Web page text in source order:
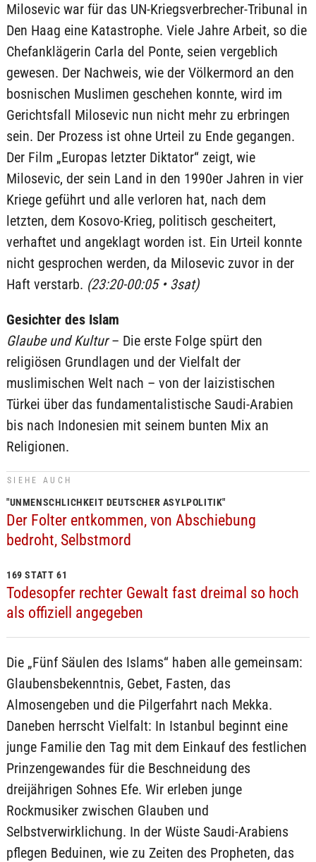
Milosevic war für das UN-Kriegsverbrecher-Tribunal in
Den Haag eine Katastrophe. Viele Jahre Arbeit, so die
Chefanklägerin Carla del Ponte, seien vergeblich
gewesen. Der Nachweis, wie der Völkermord an den
bosnischen Muslimen geschehen konnte, wird im
Gerichtsfall Milosevic nun nicht mehr zu erbringen
sein. Der Prozess ist ohne Urteil zu Ende gegangen.
Der Film „Europas letzter Diktator“ zeigt, wie
Milosevic, der sein Land in den 1990er Jahren in vier
Kriege geführt und alle verloren hat, nach dem
letzten, dem Kosovo-Krieg, politisch gescheitert,
verhaftet und angeklagt worden ist. Ein Urteil konnte
nicht gesprochen werden, da Milosevic zuvor in der
Haft verstarb. (23:20-00:05 • 3sat)
Gesichter des Islam
Glaube und Kultur– Die erste Folge spürt den
religiösen Grundlagen und der Vielfalt der
muslimischen Welt nach – von der laizistischen
Türkei über das fundamentalistische Saudi-Arabien
bis nach Indonesien mit seinem bunten Mix an
Religionen.
SIEHE AUCH
"UNMENSCHLICHKEIT DEUTSCHER ASYLPOLITIK"
Der Folter entkommen, von Abschiebung
bedroht, Selbstmord
169 STATT 61
Todesopfer rechter Gewalt fast dreimal so hoch
als offiziell angegeben
Die „Fünf Säulen des Islams“ haben alle gemeinsam:
Glaubensbekenntnis, Gebet, Fasten, das
Almosengeben und die Pilgerfahrt nach Mekka.
Daneben herrscht Vielfalt: In Istanbul beginnt eine
junge Familie den Tag mit dem Einkauf des festlichen
Prinzengewandes für die Beschneidung des
dreijährigen Sohnes Efe. Wir erleben junge
Rockmusiker zwischen Glauben und
Selbstverwirklichung. In der Wüste Saudi-Arabiens
pflegen Beduinen, wie zu Zeiten des Propheten, das